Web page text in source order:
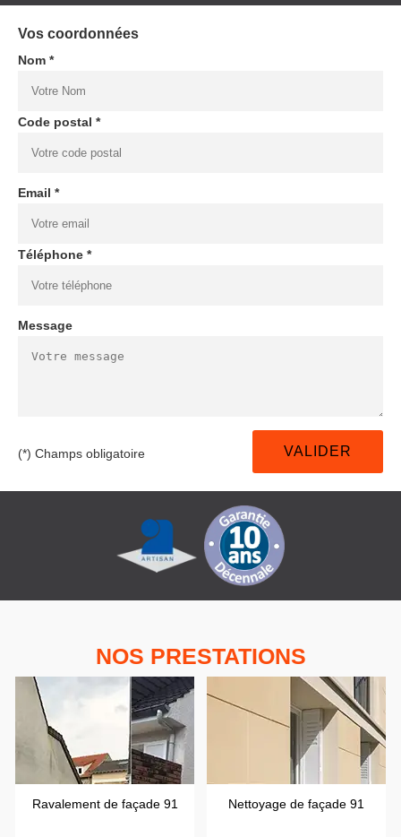
Vos coordonnées
Nom *
Code postal *
Email *
Téléphone *
Message
(*) Champs obligatoire
NOS PRESTATIONS
Ravalement de façade 91 Nettoyage de façade 91